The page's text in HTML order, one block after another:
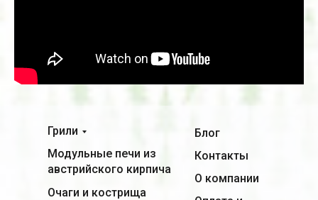
Модульные печи из
австрийского кирпича
Очаги и кострища
Контакты
Блог
О компании
Грили